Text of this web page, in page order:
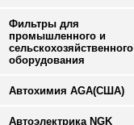
Фильтры для
промышленного и
сельскохозяйственного
оборудования
Автохимия AGA(США)
Автоэлектрика NGK